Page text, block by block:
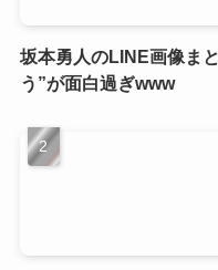
坂本勇人のLINE画像ま
う”が面白過ぎwww